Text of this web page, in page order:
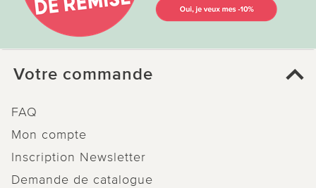
Votre commande
FAQ
Mon compte
Inscription Newsletter
Demande de catalogue